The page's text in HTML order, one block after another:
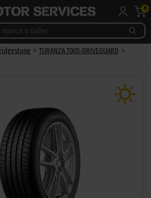
0
> TURANZA T005-DRIVEGUARD >